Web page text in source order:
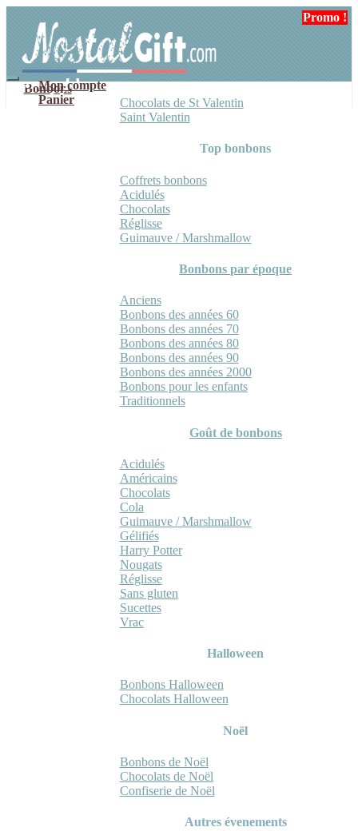
navigation
contenu
Mon compte
Panier
Bonbons
Chocolats de St Valentin
Saint Valentin
Top bonbons
Coffrets bonbons
Acidulés
Chocolats
Réglisse
Guimauve / Marshmallow
Bonbons par époque
Anciens
Bonbons des années 60
Bonbons des années 70
Bonbons des années 80
Bonbons des années 90
Bonbons des années 2000
Bonbons pour les enfants
Traditionnels
Goût de bonbons
Acidulés
Américains
Chocolats
Cola
Guimauve / Marshmallow
Gélifiés
Harry Potter
Nougats
Réglisse
Sans gluten
Sucettes
Vrac
Halloween
Bonbons Halloween
Chocolats Halloween
Noël
Bonbons de Noël
Chocolats de Noël
Confiserie de Noël
Autres évenements
Promo !
Promo !